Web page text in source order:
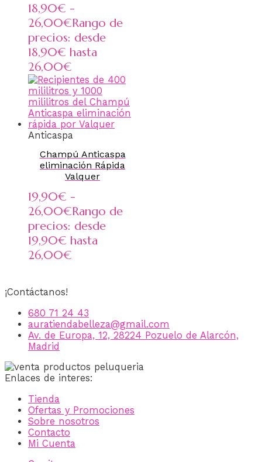
18,90€ -
26,00€Rango de
precios: desde
18,90€ hasta
26,00€
Anticaspa
Champú Anticaspa
eliminación Rápida
Valquer
19,90€ -
26,00€Rango de
precios: desde
19,90€ hasta
26,00€
¡Contáctanos!
680 71 24 43
auratiendabelleza@gmail.com
Av. de Europa, 12, 28224 Pozuelo de Alarcón,
Madrid
Enlaces de interes:
Tienda
Ofertas y Promociones
Sobre nosotros
Contacto
Mi Cuenta